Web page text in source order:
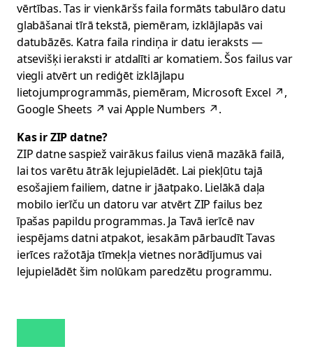
vērtības. Tas ir vienkāršs faila formāts tabulāro datu
glabāšanai tīrā tekstā, piemēram, izklājlapās vai
datubāzēs. Katra faila rindiņa ir datu ieraksts —
atsevišķi ieraksti ir atdalīti ar komatiem. Šos failus var
viegli atvērt un rediģēt izklājlapu
lietojumprogrammās, piemēram, Microsoft Excel ↗,
Google Sheets ↗ vai Apple Numbers ↗.
Kas ir ZIP datne?
ZIP datne saspiež vairākus failus vienā mazākā failā,
lai tos varētu ātrāk lejupielādēt. Lai piekļūtu tajā
esošajiem failiem, datne ir jāatpako. Lielākā daļa
mobilo ierīču un datoru var atvērt ZIP failus bez
īpašas papildu programmas. Ja Tavā ierīcē nav
iespējams datni atpakot, iesakām pārbaudīt Tavas
ierīces ražotāja tīmekļa vietnes norādījumus vai
lejupielādēt šim nolūkam paredzētu programmu.